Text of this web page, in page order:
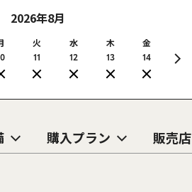
2026年8月
火
11
水
12
木
13
金
14 15
購入プラン 販売店